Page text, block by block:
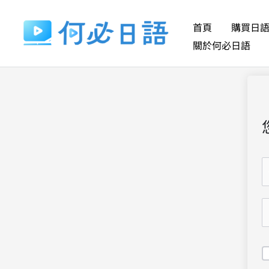
要
首頁 購買日
關於何必日語